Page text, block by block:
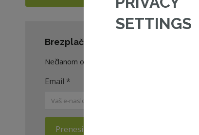
Brezplačno prenesite celoten
Nečlanom omogočamo prenos dveh celotnih
Email *
Prenesi dokument
SETTINGS